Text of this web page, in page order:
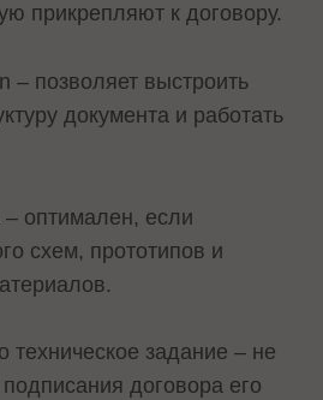
прикрепляют к договору.
– позволяет выстроить
документа и работать
оптимален, если
схем, прототипов и
техническое задание – не
договора его